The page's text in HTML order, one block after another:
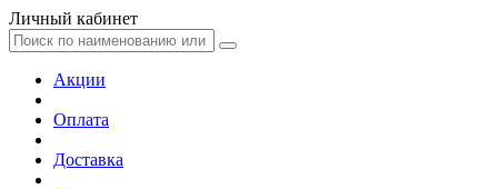
Личный кабинет
Акции
Оплата
Доставка